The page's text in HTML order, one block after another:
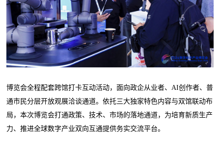
博览会全程配套跨馆打卡互动活动，面向政企从业者、AI创作者、普
通市民分层开放观展洽谈通道。依托三大独家特色内容与双馆联动布
局，本次博览会打通政策、技术、市场的落地通道，为培育新质生产
力、推进全球数字产业双向互通提供务实交流平台。